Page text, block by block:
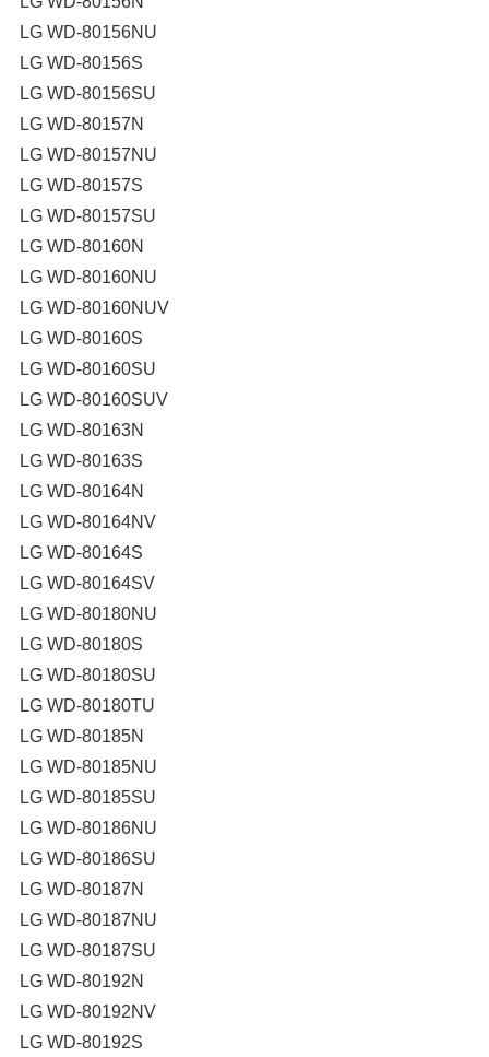
LG WD-80156NU
LG WD-80156S
LG WD-80156SU
LG WD-80157N
LG WD-80157NU
LG WD-80157S
LG WD-80157SU
LG WD-80160N
LG WD-80160NU
LG WD-80160NUV
LG WD-80160S
LG WD-80160SU
LG WD-80160SUV
LG WD-80163N
LG WD-80163S
LG WD-80164N
LG WD-80164NV
LG WD-80164S
LG WD-80164SV
LG WD-80180NU
LG WD-80180S
LG WD-80180SU
LG WD-80180TU
LG WD-80185N
LG WD-80185NU
LG WD-80185SU
LG WD-80186NU
LG WD-80186SU
LG WD-80187N
LG WD-80187NU
LG WD-80187SU
LG WD-80192N
LG WD-80192NV
LG WD-80192S